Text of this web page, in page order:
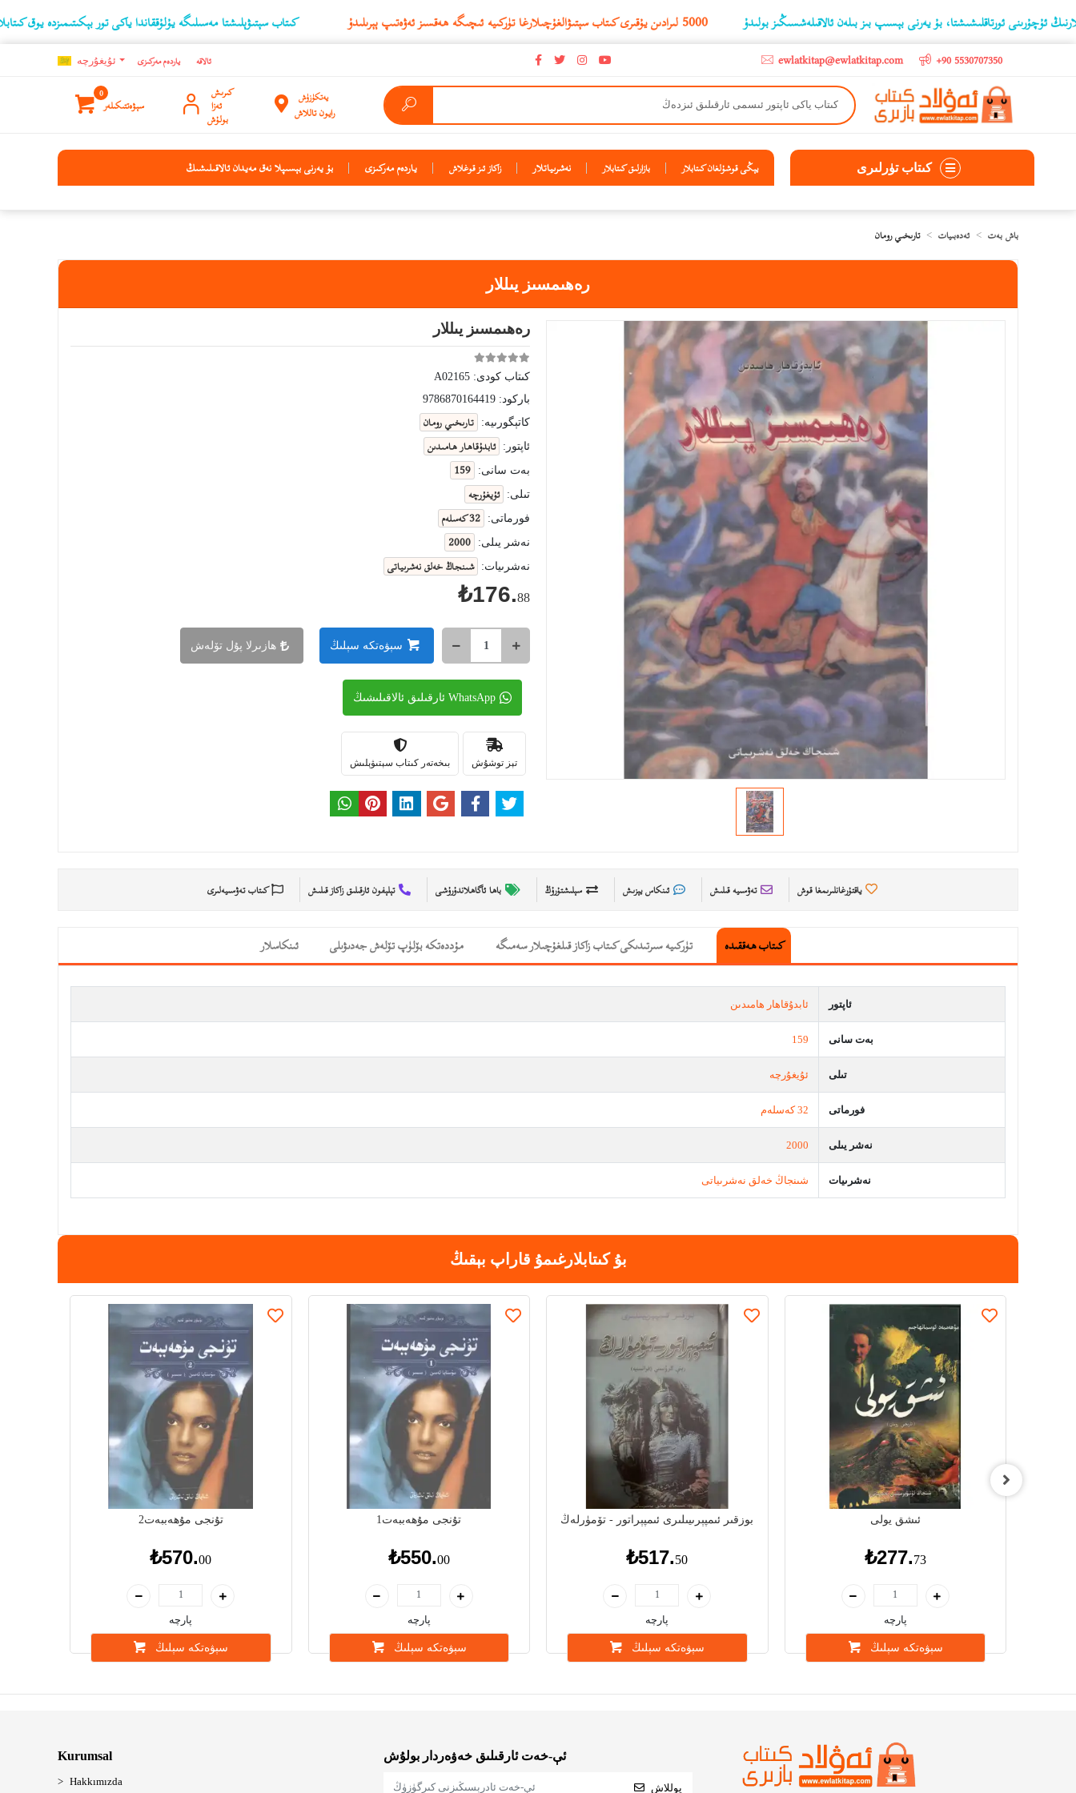
كىتاب سېتىۋېلىشتا مەسىلىگە يۇلۇققاندا ياكى تور بېكىتىمىزدە يوق كىتابلارنىڭ ‫5000 لىرادىن يۇقىرى كىتاب سېتىۋالغۇچىلارغا تۈركىيە ئىچىگە ھەقسىز ئەۋەتىپ ېېرىلىدۇ ئورتاقلىشىشتا، بۇ يەرنى بېسىپ بىز بىلەن ئالاقىلەشسىڭىز بولىدۇ
+90 5530707350
ewlatkitap@ewlatkitap.com ئۇيغۇرچه ياردەم مەركىزى ئالاقە
يەتكۈزۈش
رايون تاللاش
كىرىش
ئەزا
بولۇش
0
سېۋەتتىكىلەر
كىتاب تۈرلىرى يېڭى قوشۇلغان كىتابلار بازارلىق كىتابلار نەشرىياتلار زاكاز ئىز قوغلاش ياردەم مەركىزى بۇ يەرنى بېسىپلا نەق مەيدان ئالاقىلىشىڭ
باش بەت ئەدەبىيات تارىخىي رومان
رەھىمسىز يىللار
رەھىمسىز يىللار
كىتاب كودى: A02165
باركود: 9786870164419
كاتېگورىيە:
تارىخىي رومان
ئاپتور: ئابدۇقاھار ھامىدىن
بەت سانى: 159
تىلى: ئۇيغۇرچە
فورماتى: 32 كەسلەم
نەشر يىلى: 2000
نەشرىيات: شىنجاڭ خەلق نەشرىياتى
₺176.88
سېۋەتكە سېلىڭ ھازىرلا پۇل تۆلەش
WhatsApp ئارقىلىق ئالاقىلىشىڭ
تېز توشۇش بىخەتەر كىتاب سېتىۋېلىش
ياقتۇرغانلىرىمغا قوش تەۋسىيە قىلىش ئىنكاس يېزىش سېلىشتۇرۇڭ باھا ئاگاھلاندۇرۇشى تېلېفون ئارقىلىق زاكاز قىلىش كىتاب تەۋسىيەلىرى
كىتاب ھەققىدە تۈركىيە سىرتىدىكى كىتاب زاكاز قىلغۇچىلار سەمىگە مۇددەتكە بۆلۈپ تۆلەش جەدىۋىلى ئىنكاسلار
ئاپتور ئابدۇقاھار ھامىدىن
بەت سانى 159
تىلى ئۇيغۇرچە
فورماتى 32 كەسلەم
نەشر يىلى 2000
نەشرىيات شىنجاڭ خەلق نەشرىياتى
بۇ كىتابلارغىمۇ قاراپ بېقىڭ
تۇنجى مۇھەببەت2
₺570.00
پارچە
سېۋەتكە سېلىڭ
تۇنجى مۇھەببەت1
₺550.00
پارچە
سېۋەتكە سېلىڭ
بوزقىر ئىمپېرىيىلىرى ئىمپېراتور - تۆمۈرلەڭ
₺517.50
پارچە
سېۋەتكە سېلىڭ
ئىشق يولى
₺277.73
پارچە
سېۋەتكە سېلىڭ
ئې-خەت ئارقىلىق خەۋەردار بولۇش
يوللاش
Kurumsal
Hakkımızda